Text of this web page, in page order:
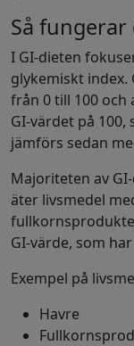
Så fungerar
I GI-dieten
glykemiskt index.
från 0 till 100 och
GI-värdet på
jämförs sedan
Majoriteten av
äter livsmedel
GI-värde, som
Exempel på
Havre